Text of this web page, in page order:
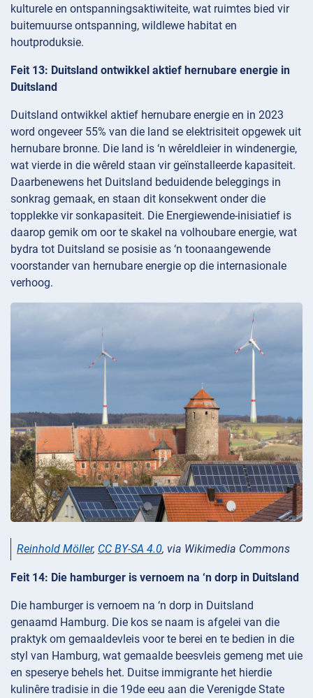
kulturele en ontspanningsaktiwiteite, wat ruimtes bied vir
buitemuurse ontspanning, wildlewe habitat en
houtproduksie.
Feit 13: Duitsland ontwikkel aktief hernubare energie in
Duitsland
Duitsland ontwikkel aktief hernubare energie en in 2023
word ongeveer 55% van die land se elektrisiteit opgewek uit
hernubare bronne. Die land is ‘n wêreldleier in windenergie,
wat vierde in die wêreld staan vir geïnstalleerde kapasiteit.
Daarbenewens het Duitsland beduidende beleggings in
sonkrag gemaak, en staan dit konsekwent onder die
topplekke vir sonkapasiteit. Die Energiewende-inisiatief is
daarop gemik om oor te skakel na volhoubare energie, wat
bydra tot Duitsland se posisie as ‘n toonaangewende
voorstander van hernubare energie op die internasionale
verhoog.
Reinhold Möller, CC BY-SA 4.0, via Wikimedia Commons
Feit 14: Die hamburger is vernoem na ‘n dorp in Duitsland
Die hamburger is vernoem na ‘n dorp in Duitsland
genaamd Hamburg. Die kos se naam is afgelei van die
praktyk om gemaaldevleis voor te berei en te bedien in die
styl van Hamburg, wat gemaalde beesvleis gemeng met uie
en speserye behels het. Duitse immigrante het hierdie
kulinêre tradisie in die 19de eeu aan die Verenigde State